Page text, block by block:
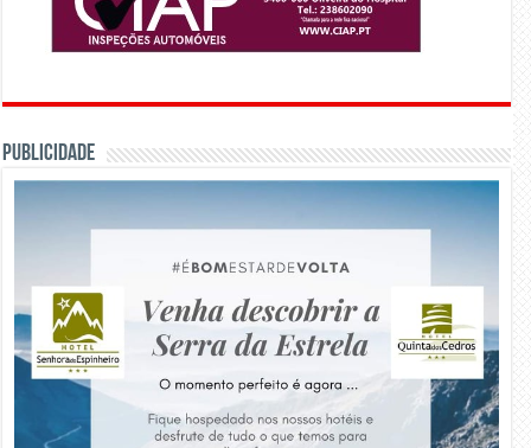
PUBLICIDADE